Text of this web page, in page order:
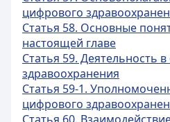
цифрового
Статья 58. Основные
настоящей главе
Статья 59. Деятельность
здравоохранения
Статья 59-1.
цифрового